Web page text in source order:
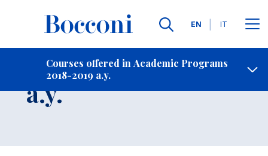
Languages
EN IT
Courses offered in Academic Programs
2018-2019 a.y.
Contact Us
Course 2022-2023
a.y.